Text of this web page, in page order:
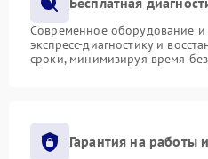
Современное оборудование и
экспресс-диагностику и
сроки, минимизируя время без
Гарантия на работы